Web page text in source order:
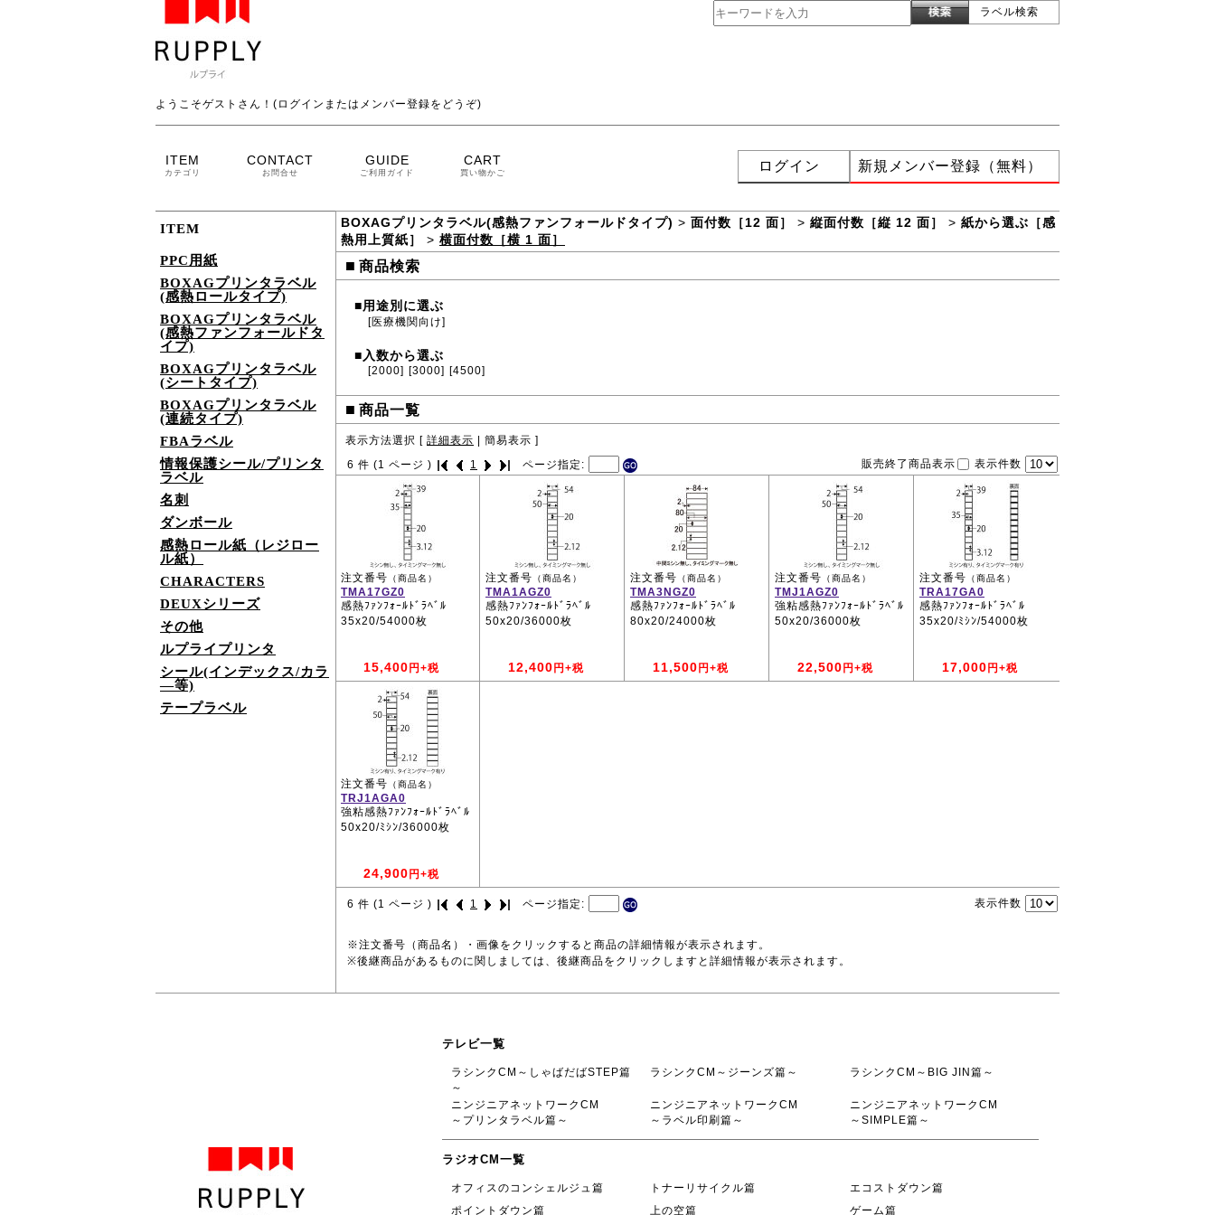
ラベル検索
ようこそゲストさん！(ログインまたはメンバー登録をどうぞ)
ITEM
カテゴリ
CONTACT
お問合せ
GUIDE
ご利用ガイド
CART
買い物かご ログイン 新規メンバー登録（無料）
ITEM
PPC用紙
BOXAGプリンタラベル
(感熱ロールタイプ)
BOXAGプリンタラベル
(感熱ファンフォールドタ
イプ)
BOXAGプリンタラベル
(シートタイプ)
BOXAGプリンタラベル
(連続タイプ)
FBAラベル
情報保護シール/プリンタ
ラベル
名刺
ダンボール
感熱ロール紙（レジロー
ル紙）
CHARACTERS
DEUXシリーズ
その他
ルプライプリンタ
シール(インデックス/カラ
―等)
テープラベル
BOXAGプリンタラベル(感熱ファンフォールドタイプ) > 面付数［12 面］ > 縦面付数［縦 12 面］ > 紙から選ぶ［感
熱用上質紙］
> 横面付数［横 1 面］
■ 商品検索
■用途別に選ぶ
[医療機関向け]
■ 入数から選ぶ
[2000] [3000] [4500]
■ 商品一覧
表示方法選択 [ 詳細表示 簡易表示 ]
6 件 (1 ページ ) 1 ページ指定: 販売終了商品表示 表示件数
注文番号 （商品名）
TMA17GZ0
感熱ﾌｧﾝﾌｫｰﾙﾄﾞﾗﾍﾞﾙ
35x20/54000枚
15,400 円+税
注文番号 （商品名）
TMA1AGZ0
感熱ﾌｧﾝﾌｫｰﾙﾄﾞﾗﾍﾞﾙ
50x20/36000枚
12,400 円+税
注文番号 （商品名）
TMA3NGZ0
感熱ﾌｧﾝﾌｫｰﾙﾄﾞﾗﾍﾞﾙ
80x20/24000枚
11,500 円+税
注文番号 （商品名）
TMJ1AGZ0
強粘感熱ﾌｧﾝﾌｫｰﾙﾄﾞﾗﾍﾞﾙ
50x20/36000枚
22,500 円+税
注文番号 （商品名）
TRA17GA0
感熱ﾌｧﾝﾌｫｰﾙﾄﾞﾗﾍﾞﾙ
35x20/ﾐｼﾝ/54000枚
17,000 円+税
注文番号 （商品名）
TRJ1AGA0
強粘感熱ﾌｧﾝﾌｫｰﾙﾄﾞﾗﾍﾞﾙ
50x20/ﾐｼﾝ/36000枚
24,900 円+税
6 件 (1 ページ ) 1 ページ指定: 表示件数
※注文番号（商品名）・画像をクリックすると商品の詳細情報が表示されます。
※後継商品があるものに関しましては、後継商品をクリックしますと詳細情報が表示されます。
テレビ一覧
ラシンクCM～しゃばだばSTEP篇
～
ラシンクCM～ジーンズ篇～ ラシンクCM～BIG JIN篇～
ニンジニアネットワークCM
～プリンタラベル篇～
ニンジニアネットワークCM
～ラベル印刷篇～
ニンジニアネットワークCM
～SIMPLE篇～
ラジオCM一覧
オフィスのコンシェルジュ篇 トナーリサイクル篇
エコストダウン篇
ポイントダウン篇
上の空篇 ゲーム篇